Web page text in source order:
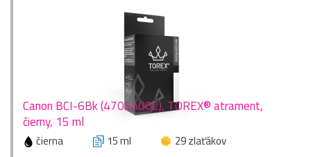
Canon BCI-6Bk (4705A002), TOREX® atrament,
čierny, 15 ml
čierna 15 ml
29 zlaťákov